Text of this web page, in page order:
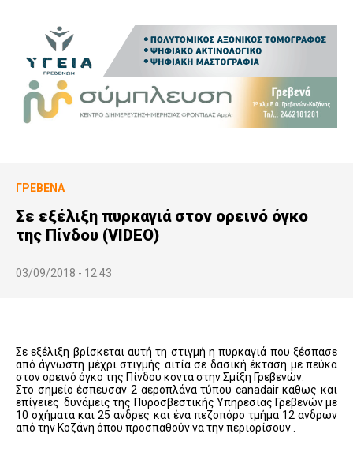
ΓΡΕΒΕΝΆ
Σε εξέλιξη πυρκαγιά στον ορεινό όγκο
της Πίνδου (VIDEO)
03/09/2018 - 12:43
Σε εξέλιξη βρίσκεται αυτή τη στιγμή η πυρκαγιά που ξέσπασε
από άγνωστη μέχρι στιγμής αιτία σε δασική έκταση με πεύκα
στον ορεινό όγκο της Πίνδου κοντά στην Σμίξη Γρεβενών.
Στο σημείο έσπευσαν 2 αεροπλάνα τύπου canadair καθως και
επίγειες δυνάμεις της Πυροσβεστικής Υπηρεσίας Γρεβενών με
10 οχήματα και 25 ανδρες και ένα πεζοπόρο τμήμα 12 ανδρων
από την Κοζάνη όπου προσπαθούν να την περιορίσουν .